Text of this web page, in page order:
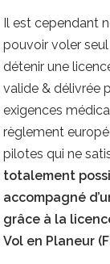
Il est cependant
pouvoir voler
détenir une
valide & délivrée
exigences
règlement
pilotes qui ne
totalement
accompagné
grâce à la
Vol en Planeur